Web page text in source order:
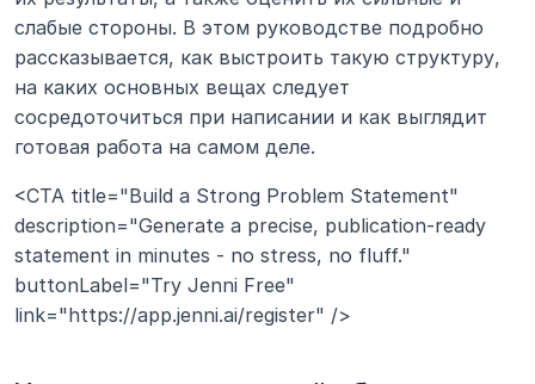
слабые стороны. В этом руководстве подробно
рассказывается, как выстроить такую структуру,
на каких основных вещах следует
сосредоточиться при написании и как выглядит
готовая работа на самом деле.
<CTA title="Build a Strong Problem Statement"
description="Generate a precise, publication-ready
statement in minutes - no stress, no fluff."
buttonLabel="Try Jenni Free"
link="https://app.jenni.ai/register" />